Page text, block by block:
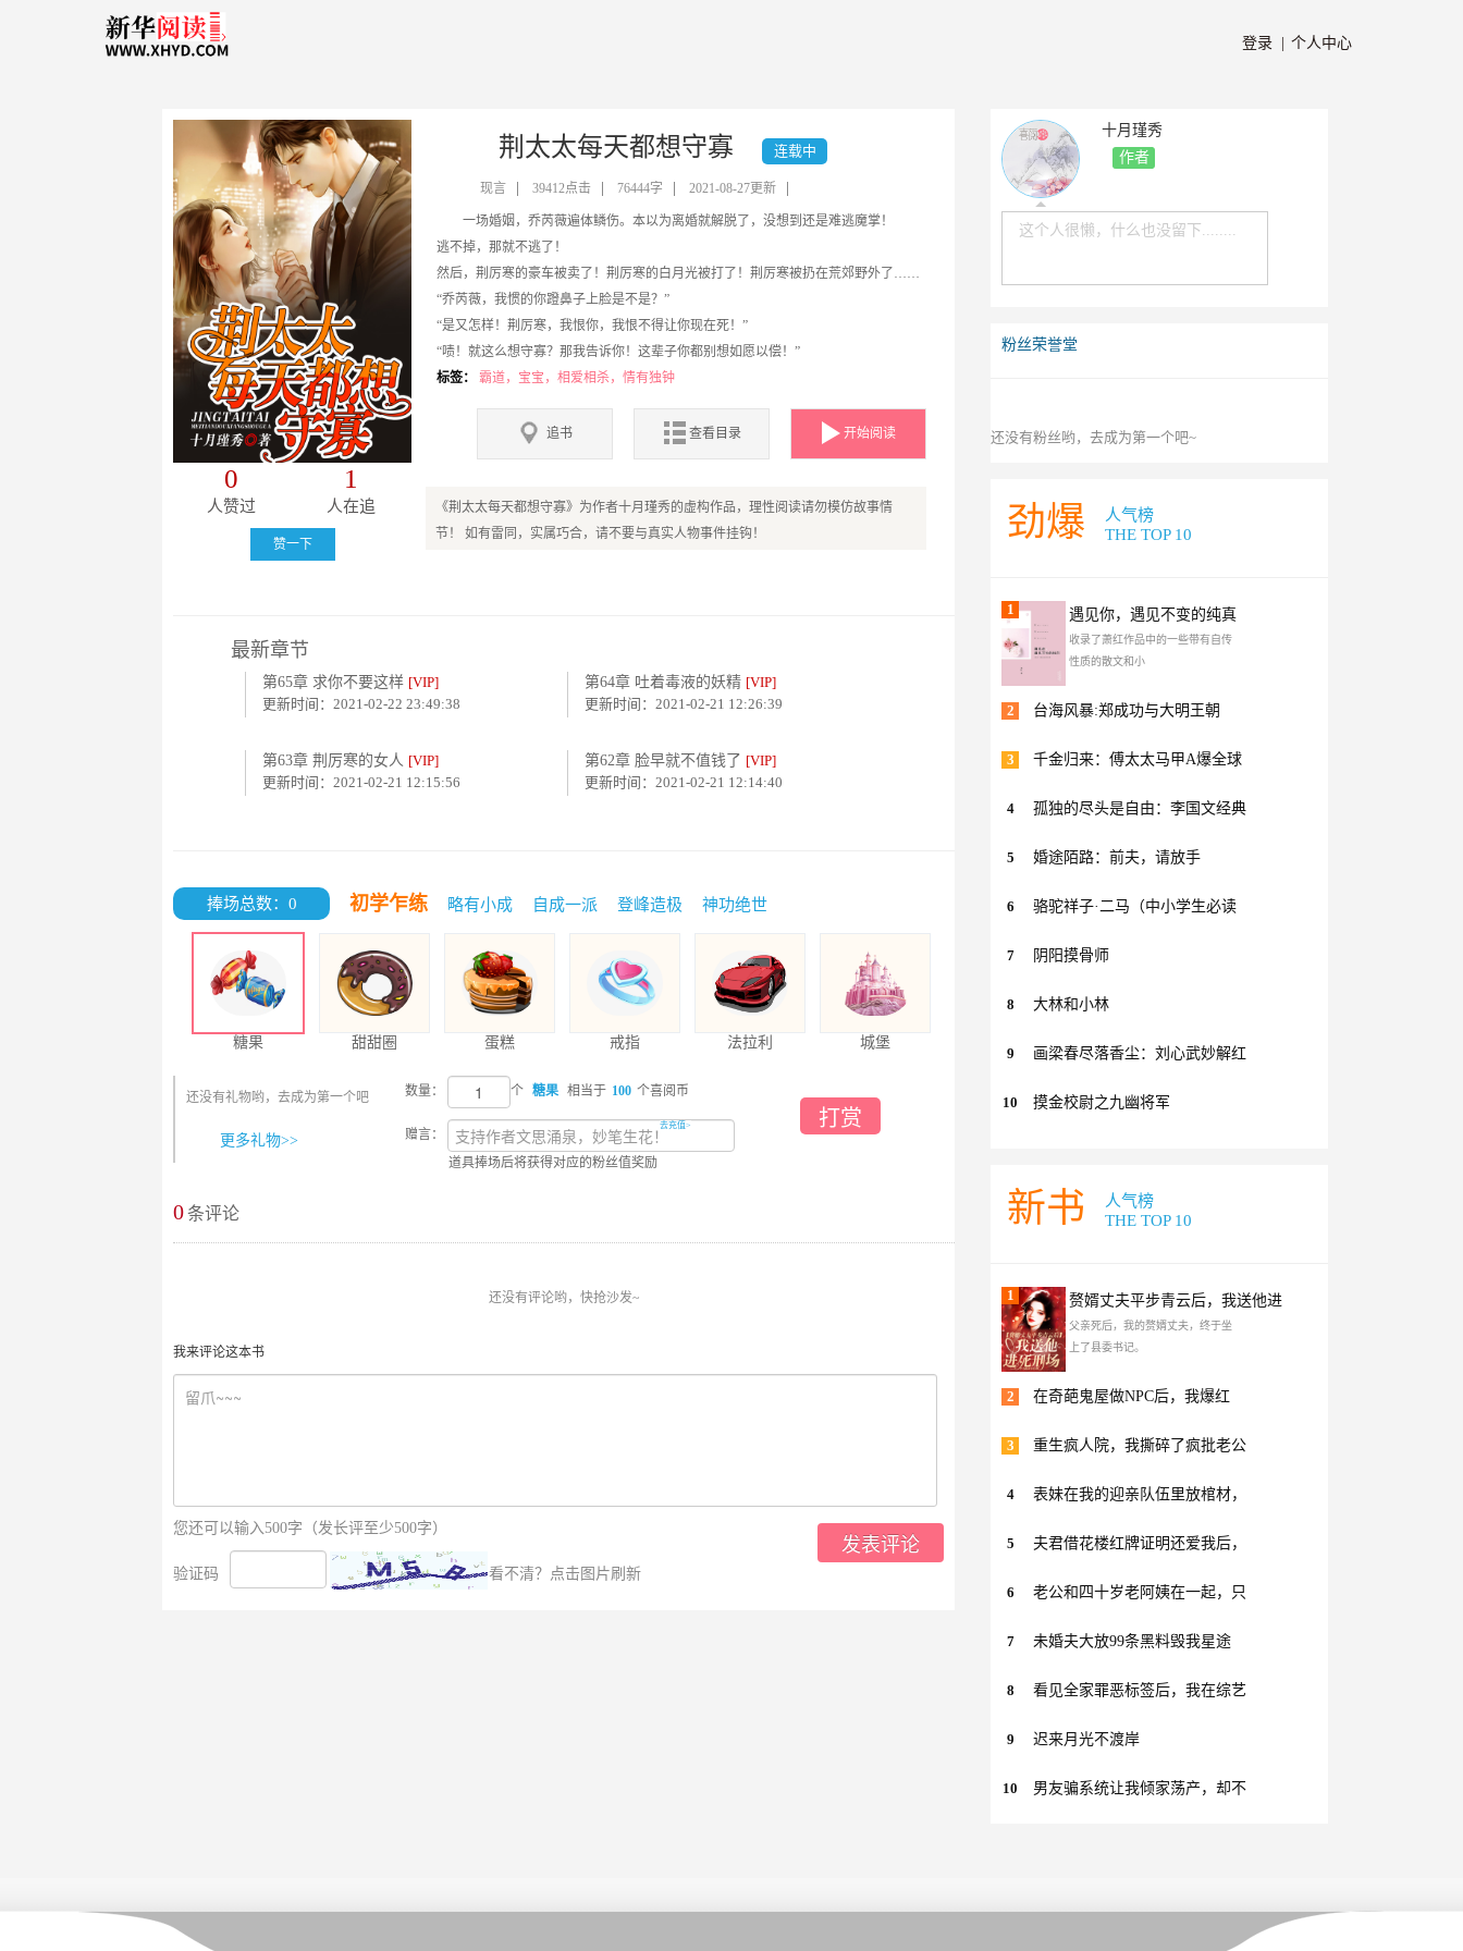
登录 | 个人中心
0
人赞过
1
人在追
赞一下
荆太太每天都想守寡 连载中
现言 39412点击 76444字 2021-08-27更新
一场婚姻，乔芮薇遍体鳞伤。本以为离婚就解脱了，没想到还是难逃魔掌！
逃不掉，那就不逃了！
然后，荆厉寒的豪车被卖了！荆厉寒的白月光被打了！荆厉寒被扔在荒郊野外了……
“乔芮薇，我惯的你蹬鼻子上脸是不是？”
“是又怎样！荆厉寒，我恨你，我恨不得让你现在死！”
“啧！就这么想守寡？那我告诉你！这辈子你都别想如愿以偿！”
后来…小丫丫经常看到粑粑跪在搓衣板上对麻麻说：“老婆，今晚...
标签： 霸道，宝宝，相爱相杀，情有独钟
追书 查看目录 开始阅读
《荆太太每天都想守寡》为作者十月瑾秀的虚构作品，理性阅读请勿模仿故事情
节！ 如有雷同，实属巧合，请不要与真实人物事件挂钩！
最新章节
第65章 求你不要这样 [VIP]
更新时间：2021-02-22 23:49:38
第64章 吐着毒液的妖精 [VIP]
更新时间：2021-02-21 12:26:39
第63章 荆厉寒的女人 [VIP]
更新时间：2021-02-21 12:15:56
第62章 脸早就不值钱了 [VIP]
更新时间：2021-02-21 12:14:40
捧场总数：0 初学乍练 略有小成 自成一派 登峰造极 神功绝世
糖果 甜甜圈 蛋糕 戒指 法拉利 城堡
还没有礼物哟，去成为第一个吧
更多礼物>>
数量： 个 糖果 相当于 100 个喜阅币
去充值>
赠言：
道具捧场后将获得对应的粉丝值奖励
打赏
0条评论
还没有评论哟，快抢沙发~
我来评论这本书
您还可以输入500字（发长评至少500字）
验证码 看不清？点击图片刷新
发表评论
十月瑾秀
作者
这个人很懒，什么也没留下........
粉丝荣誉堂
还没有粉丝哟，去成为第一个吧~
劲爆
人气榜
THE TOP 10
1 遇见你，遇见不变的纯真
收录了萧红作品中的一些带有自传
性质的散文和小
2 台海风暴:郑成功与大明王朝
3 千金归来：傅太太马甲A爆全球
4 孤独的尽头是自由：李国文经典
5 婚途陌路：前夫，请放手
6 骆驼祥子·二马（中小学生必读
7 阴阳摸骨师
8 大林和小林
9 画梁春尽落香尘：刘心武妙解红
10 摸金校尉之九幽将军
新书
人气榜
THE TOP 10
1 赘婿丈夫平步青云后，我送他进
父亲死后，我的赘婿丈夫，终于坐
上了县委书记。
2 在奇葩鬼屋做NPC后，我爆红
3 重生疯人院，我撕碎了疯批老公
4 表妹在我的迎亲队伍里放棺材，
5 夫君借花楼红牌证明还爱我后，
6 老公和四十岁老阿姨在一起，只
7 未婚夫大放99条黑料毁我星途
8 看见全家罪恶标签后，我在综艺
9 迟来月光不渡岸
10 男友骗系统让我倾家荡产，却不